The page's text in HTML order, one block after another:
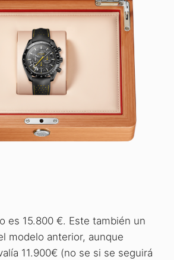
es 15.800 €. Este también un
modelo anterior, aunque
11.900€ (no se si se seguirá